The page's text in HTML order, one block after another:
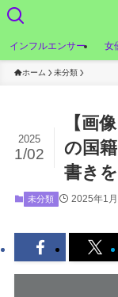
インフルエンサー 女
ホーム 未分類
【画
の国
書き
2025
1/02
未分類 2025年1月